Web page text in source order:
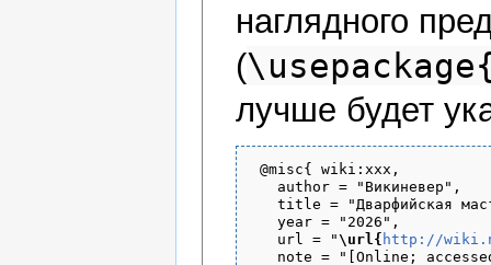
наглядного
(
лучше будет
@misc{ wiki:xxx,
   author = "Викиневер",
title = "Дварфийская
   year = "2026",
   url = "
\url{ http://
note = "[Online;